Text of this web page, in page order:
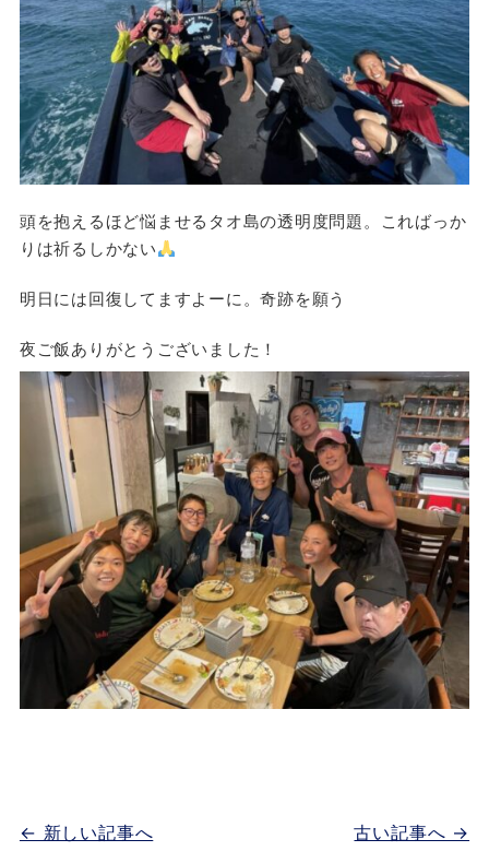
頭を抱えるほど悩ませるタオ島の透明度問題。こればっか
りは祈るしかない
明日には回復してますよーに。奇跡を願う
夜ご飯ありがとうございました！
古い記事へ →
← 新しい記事へ